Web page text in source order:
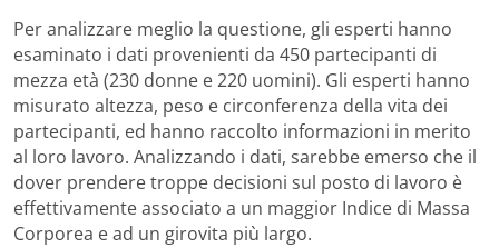
Per analizzare meglio la questione, gli esperti hanno
esaminato i dati provenienti da 450 partecipanti di
mezza età (230 donne e 220 uomini). Gli esperti hanno
misurato altezza, peso e circonferenza della vita dei
partecipanti, ed hanno raccolto informazioni in merito
al loro lavoro. Analizzando i dati, sarebbe emerso che il
dover prendere troppe decisioni sul posto di lavoro è
effettivamente associato a un maggior Indice di Massa
Corporea e ad un girovita più largo.